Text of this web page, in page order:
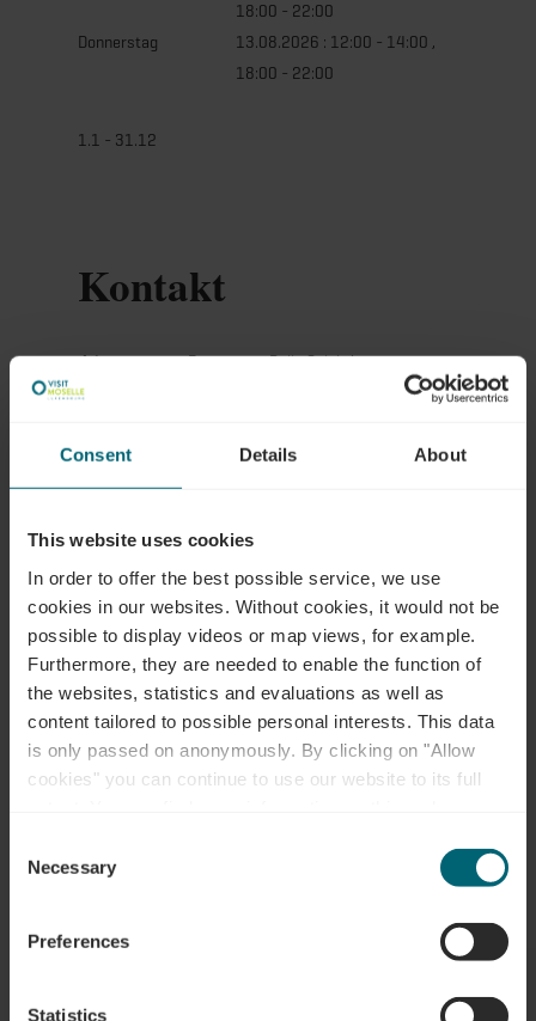
Consent Details About
This website uses cookies
In order to offer the best possible service, we use
cookies in our websites. Without cookies, it would not be
possible to display videos or map views, for example.
Furthermore, they are needed to enable the function of
the websites, statistics and evaluations as well as
content tailored to possible personal interests. This data
is only passed on anonymously. By clicking on "Allow
cookies" you can continue to use our website to its full
time.
Selection
Necessary
Preferences
Statistics
18:00 - 22:00
Donnerstag
13.08.2026 : 12:00 - 14:00 ,
18:00 - 22:00
1.1 - 31.12
Kontakt
Adresse:
Restaurant Bella Calabria
Auf Karte anzeigen
Webseite:
http://www.pizzeria-bella-calabr
ia.com/
Folgen Sie uns auf
Restaurants
Mehr erfahren